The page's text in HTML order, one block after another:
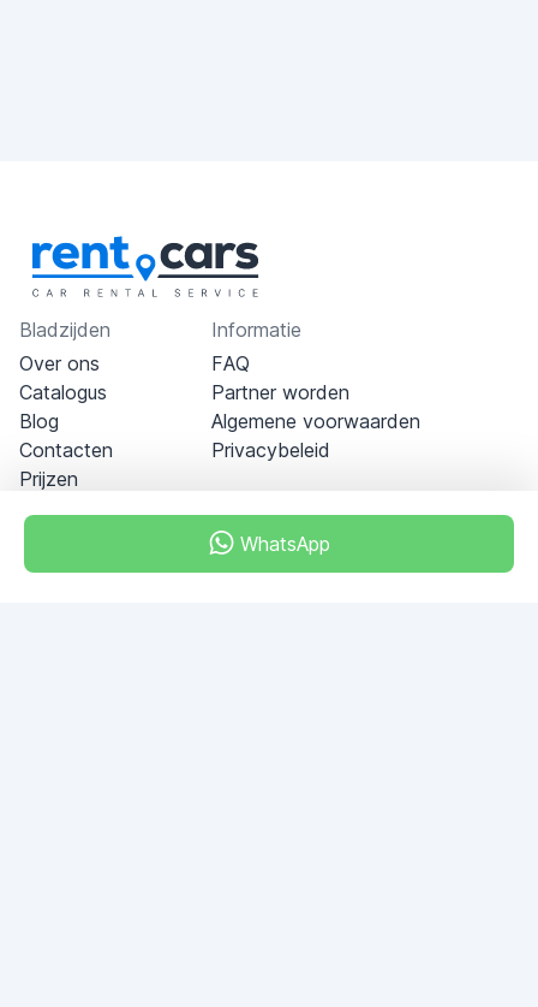
WhatsApp
Bladzijden
Over ons
Catalogus
Blog
Contacten
Prijzen
Informatie
FAQ
Partner worden
Algemene voorwaarden
Privacybeleid
ALBAHAR building